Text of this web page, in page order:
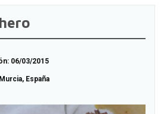
06/03/2015
España